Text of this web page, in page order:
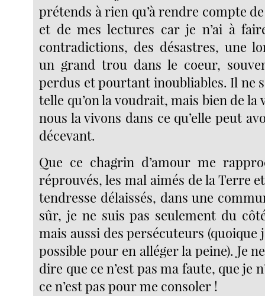
prétends à rien qu’à rendre compte
et de mes lectures car je n’ai à
contradictions, des désastres, une
un grand trou dans le coeur,
perdus et pourtant inoubliables. Il ne
telle qu’on la voudrait, mais bien de la
nous la vivons dans ce qu’elle peut
décevant.
Que ce chagrin d’amour me
réprouvés, les mal aimés de la Terre
tendresse délaissés, dans une
sûr, je ne suis pas seulement du
mais aussi des persécuteurs (quoique
possible pour en alléger la peine). Je
dire que ce n’est pas ma faute, que je
ce n’est pas pour me consoler !